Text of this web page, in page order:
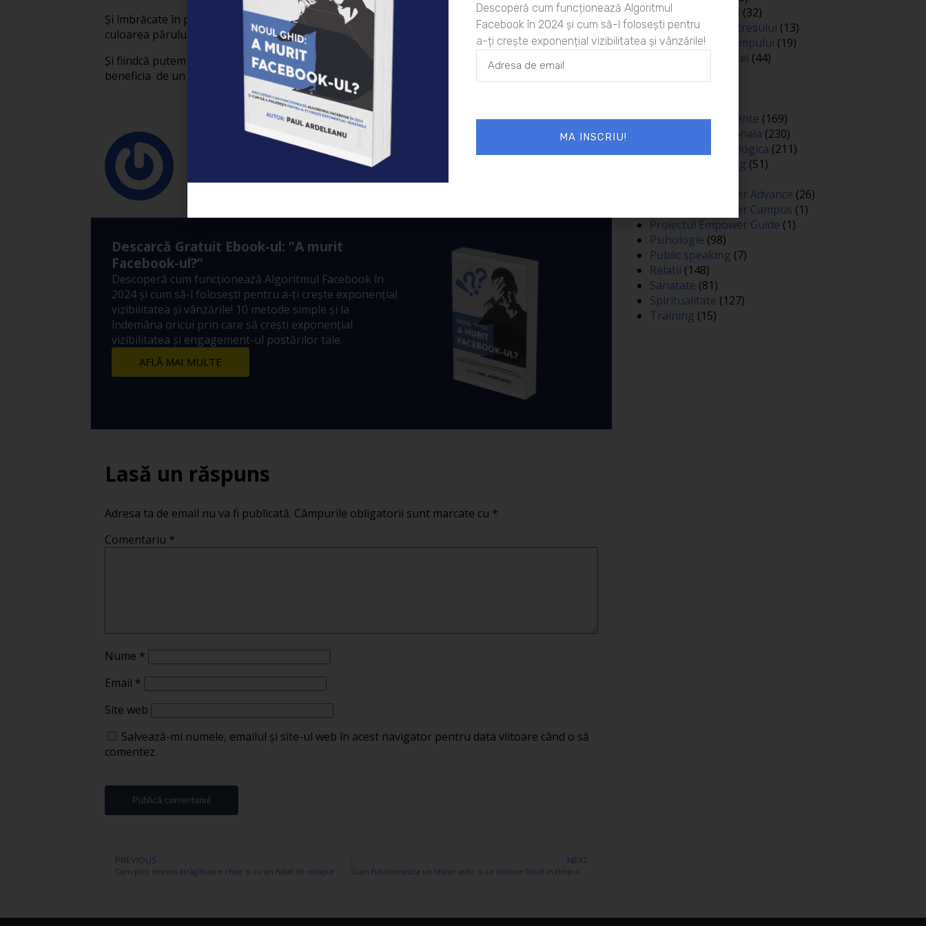
Și îmbrăcate în pijama putem fascina, depinde cum o purtăm și o potrivim la tenul nostru,
culoarea părului și chiar a ochilor.
Și fiindcă putem alege pijamaua preferată din confortul casei, fără nici un efort, nu vom
beneficia de un item oarecere ci de o piesă care contribuie în mod plăcut la relaxare.
Elena Ardeleanu
27/04/2020
Descarcă Gratuit Ebook-ul: ”A murit
Facebook-ul?”
Descoperă cum funcționează Algoritmul Facebook în
2024 și cum să-l folosești pentru a-ți crește exponențial
vizibilitatea și vânzările! 10 metode simple și la
îndemâna oricui prin care să crești exponențial
vizibilitatea și engagement-ul postărilor tale.
AFLĂ MAI MULTE
Lasă un răspuns
Adresa ta de email nu va fi publicată. Câmpurile obligatorii sunt marcate cu *
Comentariu *
Nume *
Email *
Site web
Salvează-mi numele, emailul și site-ul web în acest navigator pentru data viitoare când o să
comentez.
PREVIOUS
Cum poți deveni atrăgătoare chiar și cu un halat de noapte
NEXT
Limbaj nonverbal (32)
Managementul stresului (13)
Managementul timpului (19)
Metafore si scantei (44)
Oameni si experiente (169)
Optimizare personala (230)
Optimizare psihologica (211)
Personal branding (51)
Proiectul Empower Advance (26)
Proiectul Empower Campus (1)
Proiectul Empower Guide (1)
Psihologie (98)
Public speaking (7)
Relatii (148)
Sanatate (81)
Spiritualitate (127)
Training (15)
Descoperă cum funcționează Algoritmul
Facebook în 2024 și cum să-l folosești pentru
a-ți crește exponențial vizibilitatea și vânzările!
MA INSCRIU!